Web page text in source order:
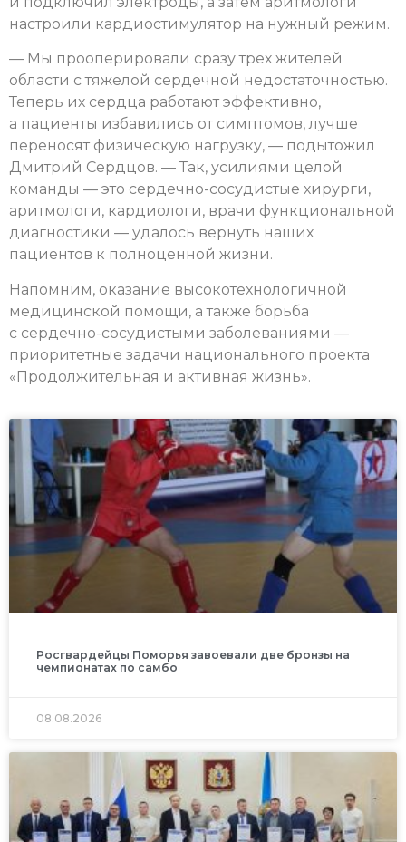
настроили кардиостимулятор на нужный режим.
— Мы прооперировали сразу трех жителей
области с тяжелой сердечной недостаточностью.
Теперь их сердца работают эффективно,
а пациенты избавились от симптомов, лучше
переносят физическую нагрузку, — подытожил
Дмитрий Сердцов. — Так, усилиями целой
команды — это сердечно-сосудистые хирурги,
аритмологи, кардиологи, врачи функциональной
диагностики — удалось вернуть наших
пациентов к полноценной жизни.
Напомним, оказание высокотехнологичной
медицинской помощи, а также борьба
с сердечно-сосудистыми заболеваниями —
приоритетные задачи национального проекта
«Продолжительная и активная жизнь».
Росгвардейцы Поморья завоевали две бронзы на
чемпионатах по самбо
08.08.2026